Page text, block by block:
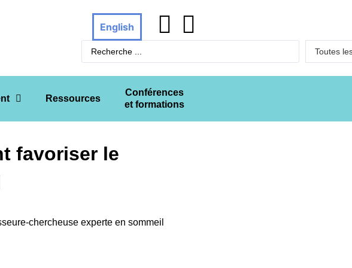
English
Ressources
Conférences
et formations
favoriser le
chercheuse experte en sommeil